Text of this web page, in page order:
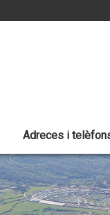
Adreces i